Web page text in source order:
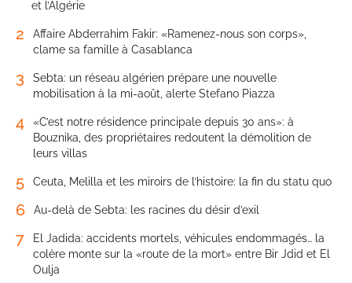
et l’Algérie
2
Affaire Abderrahim Fakir: «Ramenez-nous son corps»,
clame sa famille à Casablanca
3
Sebta: un réseau algérien prépare une nouvelle
mobilisation à la mi-août, alerte Stefano Piazza
4
«C’est notre résidence principale depuis 30 ans»: à
Bouznika, des propriétaires redoutent la démolition de
leurs villas
5 Ceuta, Melilla et les miroirs de l’histoire: la fin du statu quo
6 Au-delà de Sebta: les racines du désir d’exil
7
El Jadida: accidents mortels, véhicules endommagés… la
colère monte sur la «route de la mort» entre Bir Jdid et El
Oulja